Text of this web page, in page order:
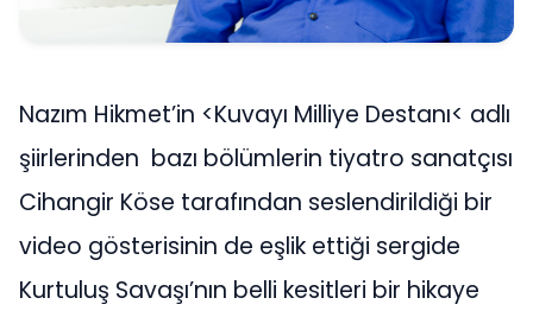
Nazım Hikmet’in <Kuvayı Milliye Destanı< adlı
şiirlerinden bazı bölümlerin tiyatro sanatçısı
Cihangir Köse tarafından seslendirildiği bir
video gösterisinin de eşlik ettiği sergide
Kurtuluş Savaşı’nın belli kesitleri bir hikaye